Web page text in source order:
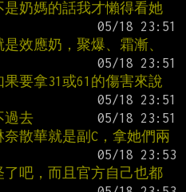
奶媽的話我才懶得看她
效應奶，聚爆、霜漸、
要拿31或61的傷害來說
過去
散華就是副C，拿她們兩
吧，而且官方自己也都